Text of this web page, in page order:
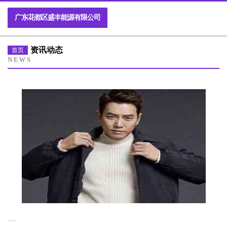
广东花都区盛丰能源有限公司
首页 资讯动态
NEWS
....